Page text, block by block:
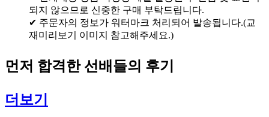
되지 않으므로 신중한 구매 부탁드립니다.
✔ 주문자의 정보가 워터마크 처리되어 발송됩니다.(교
재미리보기 이미지 참고해주세요.)
먼저 합격한 선배들의 후기
더보기